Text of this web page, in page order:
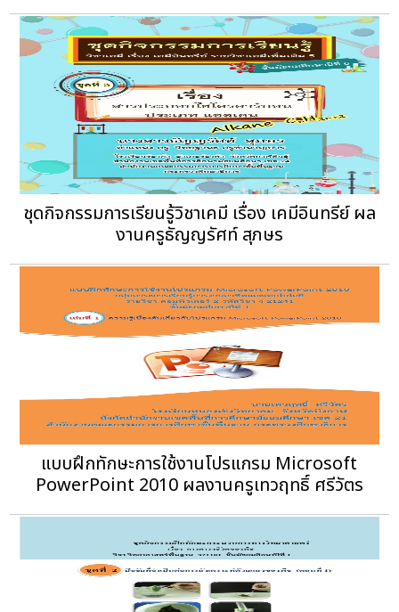
ชุดกิจกรรมการเรียนรู้วิชาเคมี เรื่อง เคมีอินทรีย์ ผล
งานครูธัญญรัศท์ สุภษร
แบบฝึกทักษะการใช้งานโปรแกรม Microsoft
PowerPoint 2010 ผลงานครูเทวฤทธิ์ ศรีวัตร